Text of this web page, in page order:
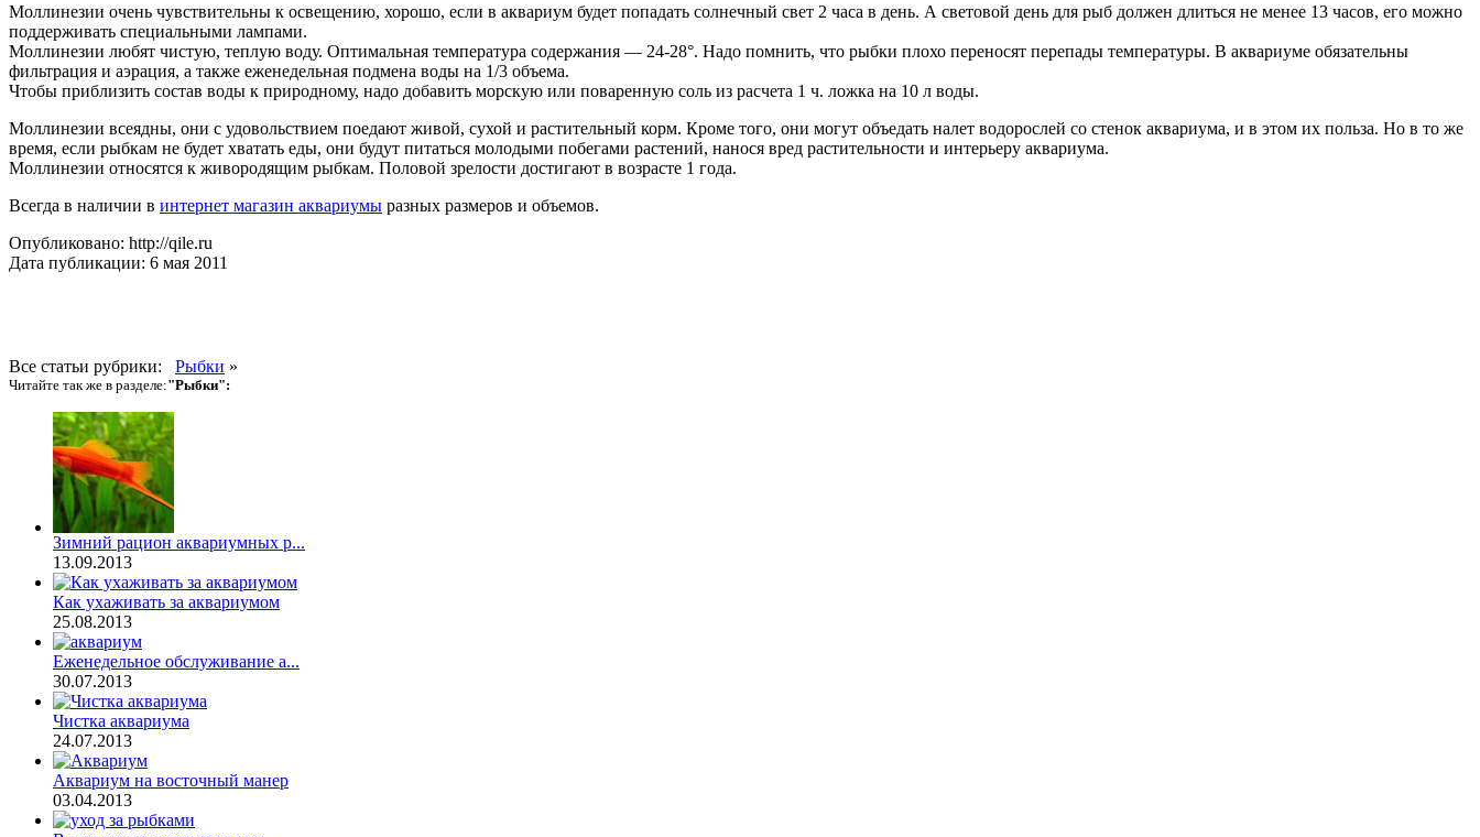
Моллинезии очень чувствительны к освещению, хорошо, если в аквариум будет попадать солнечный свет 2 часа в день. А световой день для рыб должен длиться не менее 13 часов, его можно
поддерживать специальными лампами.
Моллинезии любят чистую, теплую воду. Оптимальная температура содер­жания — 24-28°. Надо помнить, что рыбки плохо переносят перепады температуры. В аквариуме обязательны
фильтрация и аэрация, а также ежене­дельная подмена воды на 1/3 объема.
Чтобы приблизить состав воды к при­родному, надо добавить морскую или поваренную соль из расчета 1 ч. ложка на 10 л воды.
Моллинезии всеядны, они с удоволь­ствием поедают живой, сухой и расти­тельный корм. Кроме того, они могут объедать налет водорослей со стенок аквариума, и в этом их польза. Но в то же
время, если рыбкам не будет хватать еды, они будут питаться молодыми побегами растений, нанося вред растительности и интерьеру аквариума.
Моллинезии относятся к живородящим рыбкам. Половой зрелости достигают в возрасте 1 года.
Всегда в наличии в интернет магазин аквариумы разных размеров и объемов.
Опубликовано: http://qile.ru
Дата публикации: 6 мая 2011
Все статьи рубрики: Рыбки »
Читайте так же в разделе:"Рыбки":
Зимний рацион аквариумных р...
13.09.2013
Как ухаживать за аквариумом
25.08.2013
Еженедельное обслуживание а...
30.07.2013
Чистка аквариума
24.07.2013
Аквариум на восточный манер
03.04.2013